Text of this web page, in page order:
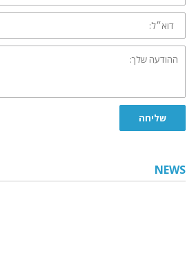
דוא״ל:
ההודעה
שלך:
שליחה
NEWS